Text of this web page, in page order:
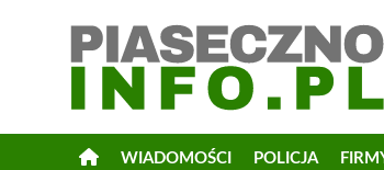
WIADOMOŚCI POLICJA